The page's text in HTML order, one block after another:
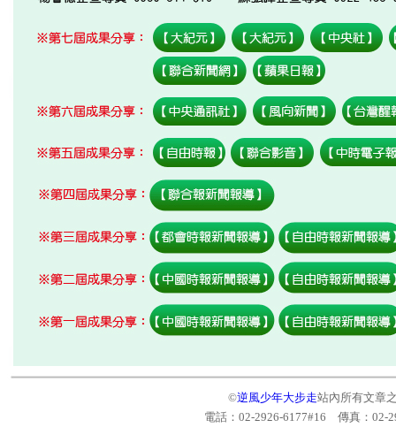
©逆風少年大步走站內所有文章
電話：02-2926-6177#16 傳真： 02-